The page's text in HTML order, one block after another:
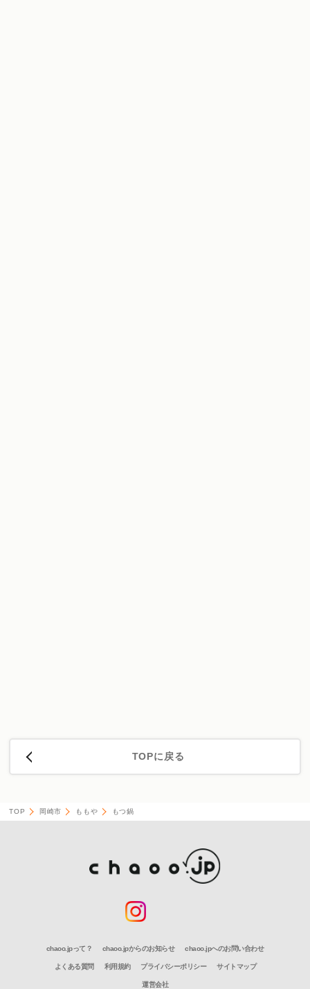
TOPに戻る
TOP 岡崎市 ももや もつ鍋
chaoo.jpって？ chaoo.jpからのお知らせ chaoo.jpへのお問い合わせ
よくある質問 利用規約 プライバシーポリシー サイトマップ
運営会社